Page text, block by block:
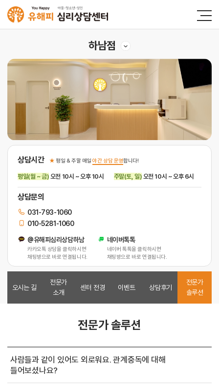
하남점
상담시간 ★평일 & 주말 매일야간 상담 운영합니다!
평일(월 ~ 금) 오전 10시 ~ 오후 10시 주말(토, 일) 오전 10시 ~ 오후 6시
상담문의
031-793-1060
010-5281-1060
@유해피심리상담하남
카카오톡 상담을 클릭하시면
채팅방으로 바로 연결됩니다.
네이버톡톡
네이버 톡톡을 클릭하시면
채팅방으로 바로 연결됩니다.
오시는 길
전문가
소개
센터 전경 이벤트 상담후기
전문가
솔루션
전문가 솔루션
사람들과 같이 있어도 외로워요. 관계중독에 대해
들어보셨나요?